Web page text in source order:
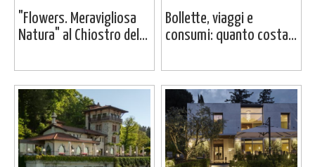
"Flowers. Meravigliosa
Natura" al Chiostro del...
Bollette, viaggi e
consumi: quanto costa...